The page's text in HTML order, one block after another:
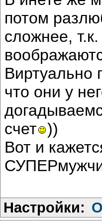
потом
сложнее,
Виртуально
что они у
счет ))
Вот и
Настройки: